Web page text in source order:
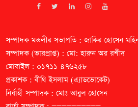
সম্পাদক মন্ডলীর সভাপতি : জাকির হোসেন
সম্পাদক (ভারপ্রাপ্ত) : মো: হারুন অর রশীদ
মোবাইল : ০১৭১১-৪৭৬২৫৮
প্রকাশক : বীথি ইসলাম (এ্যাডভোকেট)
নির্বাহী সম্পাদক : মোঃ আবুল হোসেন